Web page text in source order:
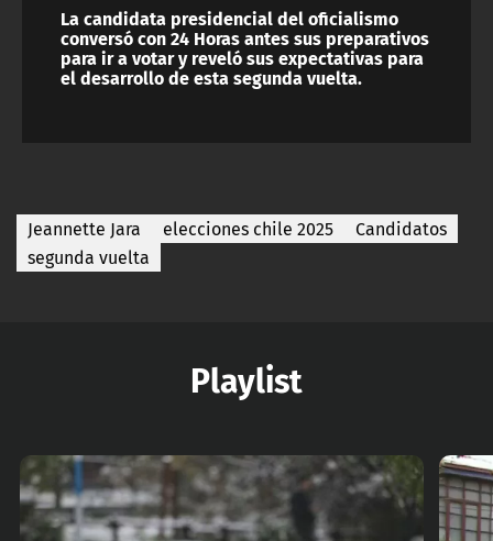
ÁREA DE PROYECTOS
La candidata presidencial del oficialismo
conversó con 24 Horas antes sus preparativos
para ir a votar y reveló sus expectativas para
el desarrollo de esta segunda vuelta.
Jeannette Jara elecciones chile 2025
Candidatos
segunda vuelta
Playlist